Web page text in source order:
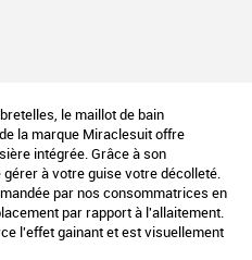
le maillot de bain
la marque Miraclesuit offre
intégrée. Grâce à son
à votre guise votre décolleté.
par nos consommatrices en
par rapport à l'allaitement.
l'effet gainant et est visuellement